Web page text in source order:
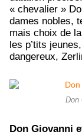
« chevalier »
dames nobles,
mais choix de
les p’tits
dangereux,
Don
Don Giovanni